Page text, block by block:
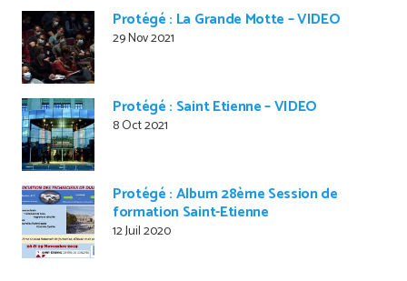
Protégé : La Grande Motte – VIDEO
29 Nov 2021
Protégé : Saint Etienne – VIDEO
8 Oct 2021
Protégé : Album 28ème Session de
formation Saint-Etienne
12 Juil 2020